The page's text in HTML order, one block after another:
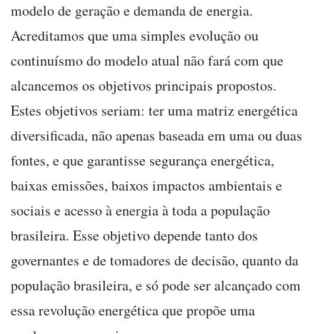
modelo de geração e demanda de energia.
Acreditamos que uma simples evolução ou
continuísmo do modelo atual não fará com que
alcancemos os objetivos principais propostos.
Estes objetivos seriam: ter uma matriz energética
diversificada, não apenas baseada em uma ou duas
fontes, e que garantisse segurança energética,
baixas emissões, baixos impactos ambientais e
sociais e acesso à energia à toda a população
brasileira. Esse objetivo depende tanto dos
governantes e de tomadores de decisão, quanto da
população brasileira, e só pode ser alcançado com
essa revolução energética que propõe uma